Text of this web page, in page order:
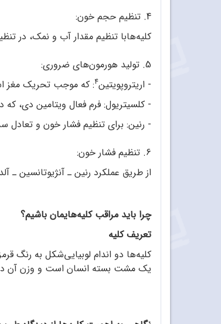
4. تنظیم حجم خون:
کلیه‌هابا تنظیم مقدار آب و نمک، در
5. تولید هورمون‌های ضروری:
- اریتروپویتین4: که موجب تحریک مغز
- کلسیتریول: فرم فعال ویتامین دی،
- رنین: برای تنظیم فشار خون و تعادل
6. تنظیم فشار خون:
از طریق عملکرد رنین ـ آنژیوتانسین ـ
چرا باید مراقب کلیه‌هایمان باشیم؟
تعریف کلیه
کلیه‌ها دو اندام لوبیایی‌شکل به رنگ
یک مشت بسته‌ انسان است و وزن آن در بزرگ‌سالان بین